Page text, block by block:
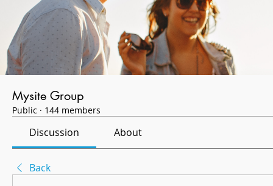
Mysite Group
Public · 144 members
Discussion About
Back